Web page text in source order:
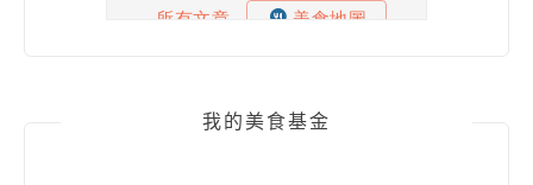
我的美食基金